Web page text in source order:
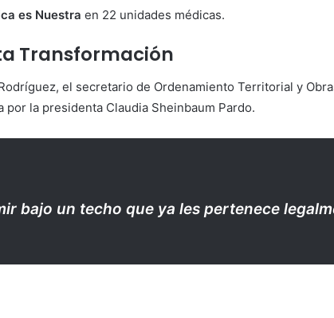
es Nuestra en 22 unidades médicas.
Transformación
, el secretario de Ordenamiento Territorial y
por la presidenta Claudia Sheinbaum Pardo.
bajo un techo que ya les pertenece